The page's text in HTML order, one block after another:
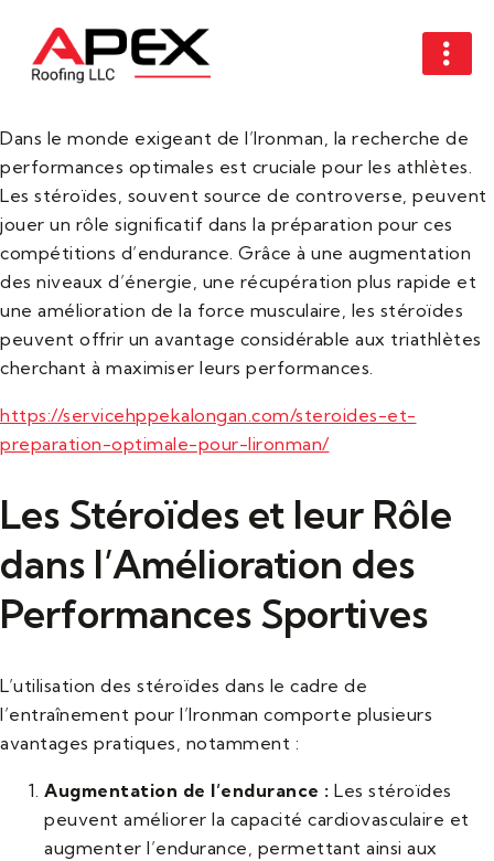
Dans le monde exigeant de l’Ironman, la recherche de
performances optimales est cruciale pour les athlètes.
Les stéroïdes, souvent source de controverse, peuvent
jouer un rôle significatif dans la préparation pour ces
compétitions d’endurance. Grâce à une augmentation
des niveaux d’énergie, une récupération plus rapide et
une amélioration de la force musculaire, les stéroïdes
peuvent offrir un avantage considérable aux triathlètes
cherchant à maximiser leurs performances.
https://servicehppekalongan.com/steroides-et-
preparation-optimale-pour-lironman/
Les Stéroïdes et leur Rôle
dans l’Amélioration des
Performances Sportives
L’utilisation des stéroïdes dans le cadre de
l’entraînement pour l’Ironman comporte plusieurs
avantages pratiques, notamment :
Augmentation de l’endurance : Les stéroïdes
peuvent améliorer la capacité cardiovasculaire et
augmenter l’endurance, permettant ainsi aux